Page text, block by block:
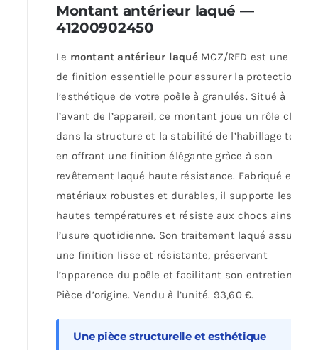
Montant antérieur laqué —
41200902450
Le montant antérieur laquéMCZ/RED est une pièce
de finition essentielle pour assurer la protection et
l’esthétique de votre poêle à granulés. Situé à
l’avant de l’appareil, ce montant joue un rôle clé
dans la structure et la stabilité de l’habillage tout
en offrant une finition élégante gràce à son
revêtement laqué haute résistance. Fabriqué en
matériaux robustes et durables, il supporte les
hautes températures et résiste aux chocs ainsi
l’usure quotidienne. Son traitement laqué assure
une finition lisse et résistante, préservant
l’apparence du poêle et facilitant son entretien.
Pièce d’origine. Vendu à l’unité. 93,60 €.
Une pièce structurelle et esthétique